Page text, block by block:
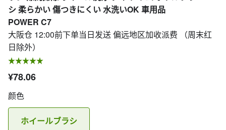
シ 柔らかい 傷つきにくい 水洗いOK 車用品
POWER C7
大阪仓 12:00前下单当日发送 偏远地区加收派费 （周末红
日除外）
¥78.06
颜色
ホイールブラシ